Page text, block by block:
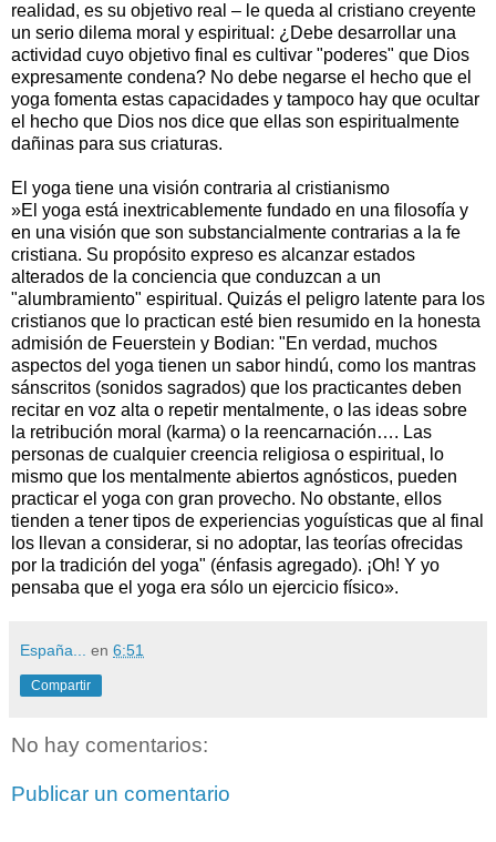
realidad, es su objetivo real – le queda al cristiano creyente
un serio dilema moral y espiritual: ¿Debe desarrollar una
actividad cuyo objetivo final es cultivar "poderes" que Dios
expresamente condena? No debe negarse el hecho que el
yoga fomenta estas capacidades y tampoco hay que ocultar
el hecho que Dios nos dice que ellas son espiritualmente
dañinas para sus criaturas.
El yoga tiene una visión contraria al cristianismo
»El yoga está inextricablemente fundado en una filosofía y
en una visión que son substancialmente contrarias a la fe
cristiana. Su propósito expreso es alcanzar estados
alterados de la conciencia que conduzcan a un
"alumbramiento" espiritual. Quizás el peligro latente para los
cristianos que lo practican esté bien resumido en la honesta
admisión de Feuerstein y Bodian: "En verdad, muchos
aspectos del yoga tienen un sabor hindú, como los mantras
sánscritos (sonidos sagrados) que los practicantes deben
recitar en voz alta o repetir mentalmente, o las ideas sobre
la retribución moral (karma) o la reencarnación…. Las
personas de cualquier creencia religiosa o espiritual, lo
mismo que los mentalmente abiertos agnósticos, pueden
practicar el yoga con gran provecho. No obstante, ellos
tienden a tener tipos de experiencias yoguísticas que al final
los llevan a considerar, si no adoptar, las teorías ofrecidas
por la tradición del yoga" (énfasis agregado). ¡Oh! Y yo
pensaba que el yoga era sólo un ejercicio físico».
España... en 6:51
Compartir
No hay comentarios:
Publicar un comentario